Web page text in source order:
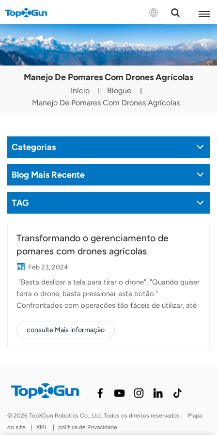
CONTATE-NOS
English
Español
Русский
Tiếng Việt
Manejo De Pomares Com Drones Agrícolas
Início
Blogue
Manejo De Pomares Com Drones Agrícolas
Categorias
Blog Mais Recente
TAG
Transformando o gerenciamento de
pomares com drones agrícolas
Feb 23, 2024
"Basta deslizar a tela para tirar o drone", "Quando quiser
terra o drone, basta pressionar este botão."
Confrontados com operações tão fáceis de utilizar, até
reservas relativamente à alta tecnologia e tornaram-se
operadores competentes. Nos últimos dois meses da
de cultivo. A introdução de drones em pomares trouxe
muitos benefícios. Por exemplo, no passado, era
para a polinização das culturas. No entanto, os drones
consulte Mais informação
© 2026 TopXGun Robotics Co., Ltd. Todos os direitos reservados .
Mapa
do site
| XML | política de Privacidade